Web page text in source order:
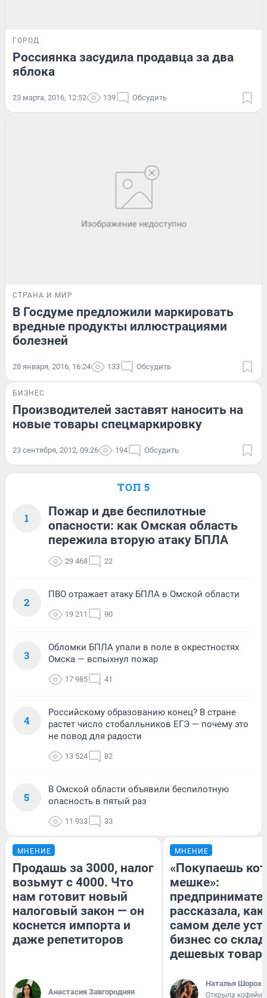
ГОРОД
Россиянка засудила продавца за два
яблока
23 марта, 2016, 12:52 139 Обсудить
СТРАНА И МИР
В Госдуме предложили маркировать
вредные продукты иллюстрациями
болезней
28 января, 2016, 16:24 133 Обсудить
БИЗНЕС
Производителей заставят наносить на
новые товары спецмаркировку
23 сентября, 2012, 09:26 194 Обсудить
ТОП 5
1
Пожар и две беспилотные
опасности: как Омская область
пережила вторую атаку БПЛА
29 468 22
2
ПВО отражает атаку БПЛА в Омской области
19 211 90
3
Обломки БПЛА упали в поле в окрестностях
Омска — вспыхнул пожар
17 985 41
4
Российскому образованию конец? В стране
растет число стобалльников ЕГЭ — почему это
не повод для радости
13 524 82
5
В Омской области объявили беспилотную
опасность в пятый раз
11 933 33
МНЕНИЕ
Продашь за 3000, налог
возьмут с 4000. Что
нам готовит новый
налоговый закон — он
коснется импорта и
даже репетиторов
Анастасия Завгородняя
МНЕНИЕ
«Покупаешь
мешке»:
рассказала, как
самом деле
бизнес со
дешевых
Наталья
Открыла